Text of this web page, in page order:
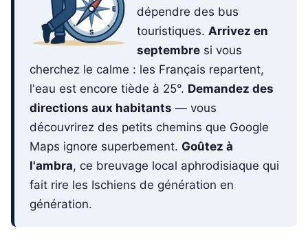
dépendre des bus
touristiques. Arrivez en
septembre si vous
cherchez le calme : les Français repartent,
l'eau est encore tiède à 25°. Demandez des
directions aux habitants — vous
découvrirez des petits chemins que Google
Maps ignore superbement. Goûtez à
l'ambra, ce breuvage local aphrodisiaque qui
fait rire les Ischiens de génération en
génération.